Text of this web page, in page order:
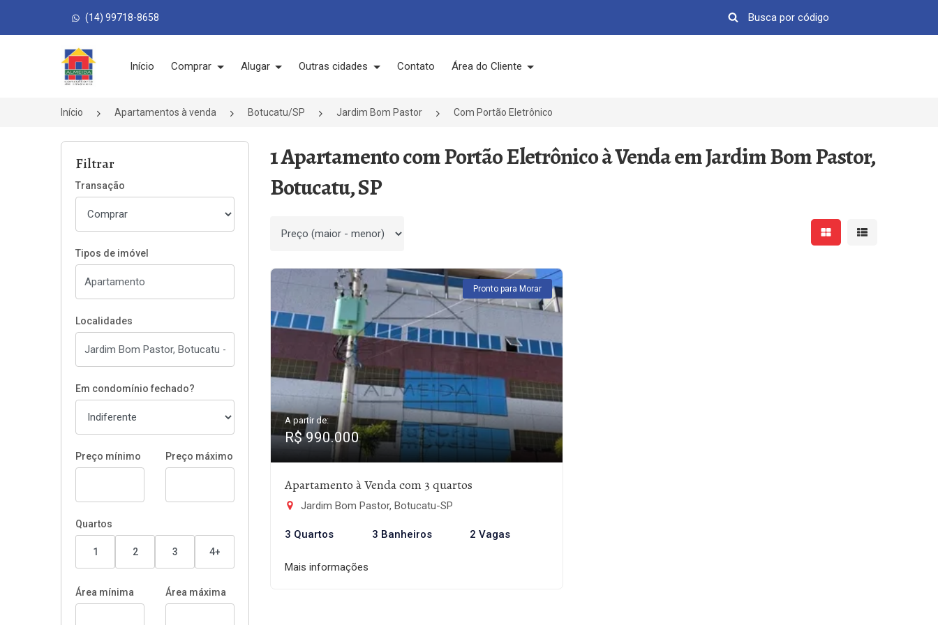
(14) 99718-8658
Página inicial
Início Comprar Alugar Outras cidades Contato Área do Cliente
Início Apartamentos à venda Botucatu/SP Jardim Bom Pastor Com Portão Eletrônico
Filtrar
Transação
Tipos de imóvel
Localidades
Em condomínio fechado?
Preço mínimo Preço máximo
Quartos
1 2 3 4+
Área mínima Área máxima
1 Apartamento com Portão Eletrônico à Venda em Jardim Bom Pastor,
Botucatu, SP
Ordenar por Mostrar resultados em
Mostrar
Pronto para Morar
A partir de:
R$ 990.000
Apartamento à Venda com 3 quartos
Jardim Bom Pastor, Botucatu-SP
3 Quartos 3 Banheiros 2 Vagas
Mais informações